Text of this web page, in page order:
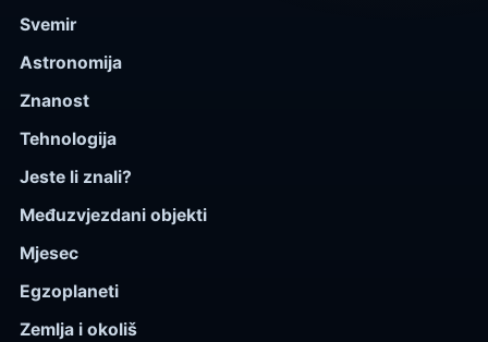
Svemir
Astronomija
Znanost
Tehnologija
Jeste li znali?
Međuzvjezdani objekti
Mjesec
Egzoplaneti
Zemlja i okoliš